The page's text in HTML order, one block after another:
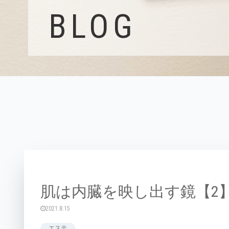
BLOG
肌は内臓を映し出す鏡【2
2021.8.15